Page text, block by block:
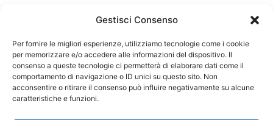
Gestisci Consenso
Per fornire le migliori esperienze, utilizziamo tecnologie come i cookie
per memorizzare e/o accedere alle informazioni del dispositivo. Il
consenso a queste tecnologie ci permetterà di elaborare dati come il
comportamento di navigazione o ID unici su questo sito. Non
acconsentire o ritirare il consenso può influire negativamente su alcune
caratteristiche e funzioni.
Federazione Nazionale Degli Ordini dei Biologi:
codice fiscale 80069130583
Responsabile sito internet www.fnob.it: